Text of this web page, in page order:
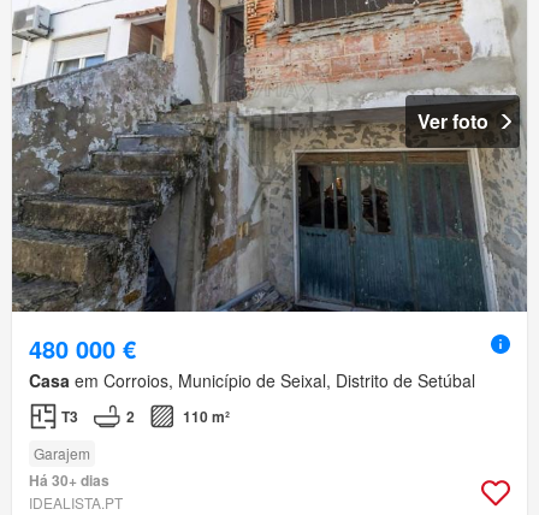
Ver foto
480 000 €
Casa em Corroios, Município de Seixal, Distrito de Setúbal
T3 2 110 m²
Garajem
Há 30+ dias
IDEALISTA.PT